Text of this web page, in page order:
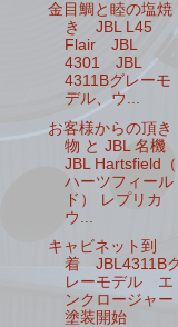
金目鯛と睦の塩焼
き JBL L45
Flair JBL
4301 JBL
4311Bグレーモ
デル、ウ...
お客様からの頂き
物 と JBL 名機
JBL Hartsfield（
ハーツフィール
ド） レプリカ
ウ...
キャビネット到
着 JBL4311B
レーモデル エ
ンクロージャー
塗装開始